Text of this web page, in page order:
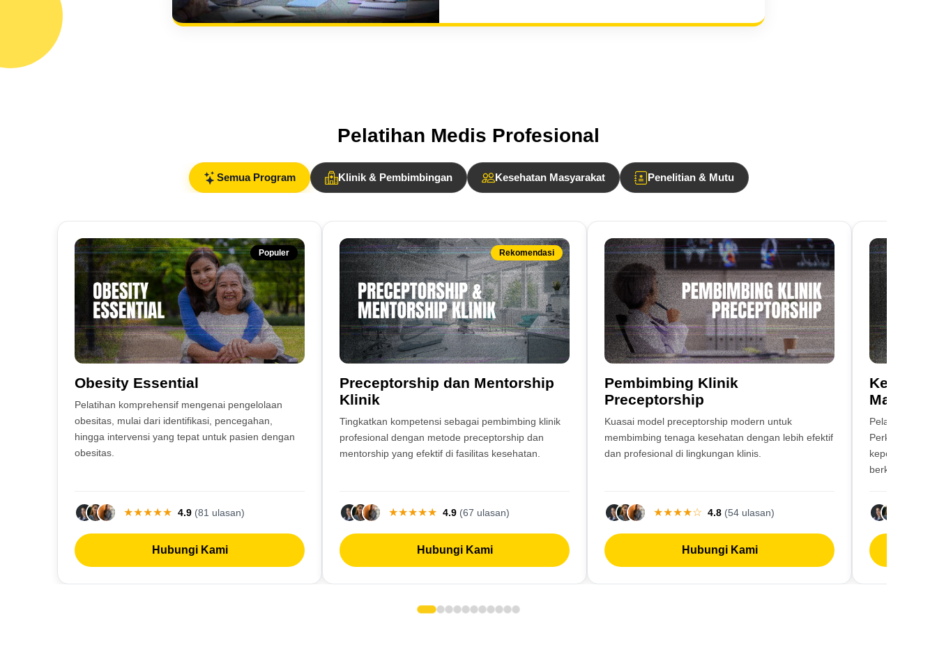
Pelatihan Medis Profesional
Semua Program Klinik & Pembimbingan Kesehatan Masyarakat Penelitian & Mutu
Populer
Obesity Essential
Pelatihan komprehensif mengenai pengelolaan
obesitas, mulai dari identifikasi, pencegahan,
hingga intervensi yang tepat untuk pasien dengan
obesitas.
★★★★★ 4.9 (81 ulasan)
Hubungi Kami
Rekomendasi
Preceptorship dan Mentorship
Klinik
Tingkatkan kompetensi sebagai pembimbing klinik
profesional dengan metode preceptorship dan
mentorship yang efektif di fasilitas kesehatan.
★★★★★ 4.9 (67 ulasan)
Hubungi Kami
Pembimbing Klinik
Preceptorship
Kuasai model preceptorship modern untuk
membimbing tenaga kesehatan dengan lebih efektif
dan profesional di lingkungan klinis.
★★★★☆ 4.8 (54 ulasan)
Hubungi Kami
Pelatihan
Perkesmas
keperawatan
berkualitas di